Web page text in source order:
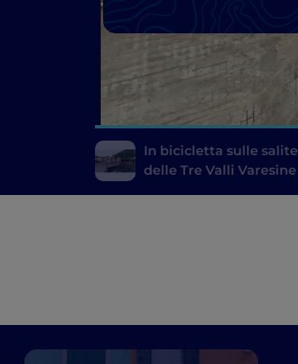
In bicicletta sulle salite
delle Tre Valli Varesine